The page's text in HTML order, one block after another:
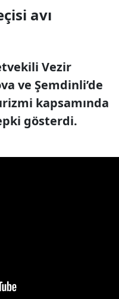
avı
Vezir
ve Şemdinli’de
kapsamında
gösterdi.